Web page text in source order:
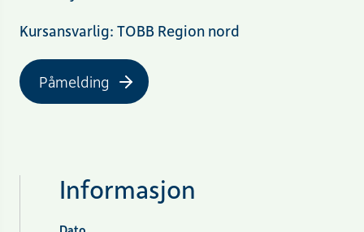
Kursansvarlig: TOBB Region nord
Påmelding
Informasjon